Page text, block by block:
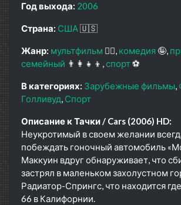
Год выхода: 2006
Страна: США🇺🇸
Жанр: мультфильм 🧚‍♀️ комедия 🤪
семейный 👨‍👩‍👧‍👦 спорт⚽
В категориях: Зарубежные фильмы
Голливуд Спорт
Описание к Тачки / Cars (2006) HD:
Неукротимый в своем желании
побеждать гоночный автомобиль
Маккуин вдруг обнаруживает, что
застрял в маленьком захолустном
Радиатор-Спрингс, что находится
66 в Калифорнии.